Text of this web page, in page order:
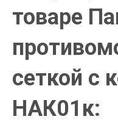
товаре
сеткой с
НАК01к: